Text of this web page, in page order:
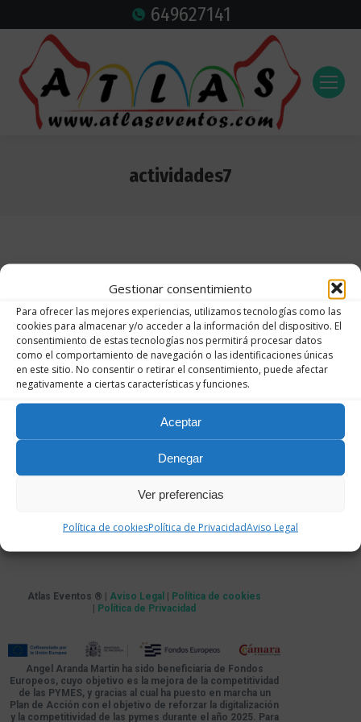
Gestionar consentimiento
Para ofrecer las mejores experiencias, utilizamos tecnologías como las
cookies para almacenar y/o acceder a la información del dispositivo. El
consentimiento de estas tecnologías nos permitirá procesar datos
como el comportamiento de navegación o las identificaciones únicas
en este sitio. No consentir o retirar el consentimiento, puede afectar
negativamente a ciertas características y funciones.
Aceptar
Denegar
Ver preferencias
Política de cookiesPolítica de PrivacidadAviso Legal
649627141
actividades7
Atlas Eventos ® | Aviso Legal | Política de cookies
| Política de Privacidad
Angel Aranda Martin ha sido beneficiaria de Fondos
Europeos, cuyo objetivo es la mejora de la competitividad
de las PYMES, y gracias al cual ha puesto en marcha un
Plan de Acción con el objetivo de reforzar la digitalización
y la competitividad de las pymes durante el año 2025. Para